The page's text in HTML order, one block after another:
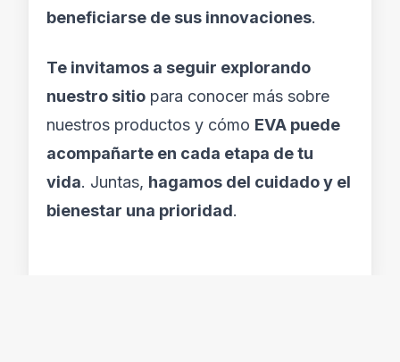
beneficiarse de sus innovaciones.
Te invitamos a seguir explorando
nuestro sitio para conocer más sobre
nuestros productos y cómo EVA puede
acompañarte en cada etapa de tu
vida. Juntas, hagamos del cuidado y el
bienestar una prioridad.